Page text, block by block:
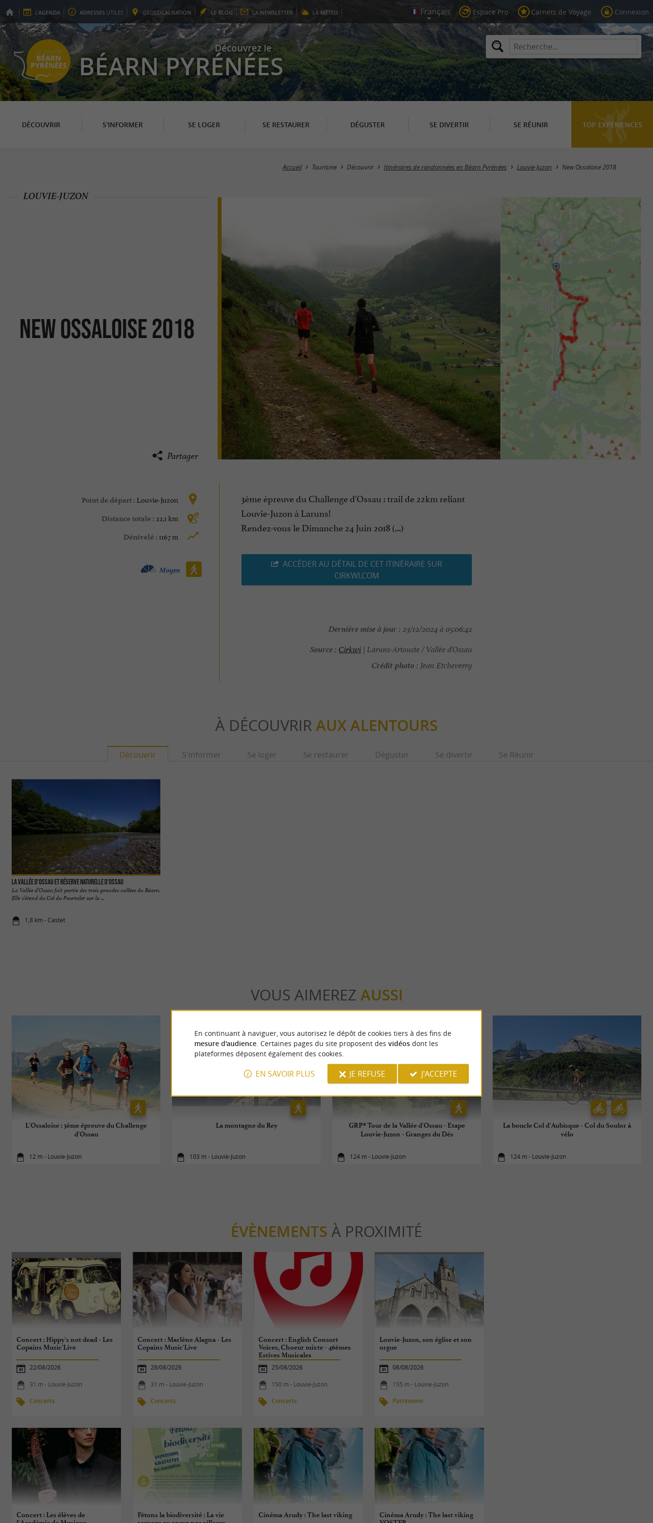
L'AGENDA ADRESSES UTILES GEOLOCALISATION LE BLOG LA NEWSLETTER LA MÉTÉO Espace Pro Carnets de Voyage Connexion
Découvrez le
BÉARN PYRÉNÉES
DÉCOUVRIR S'INFORMER SE LOGER SE RESTAURER DÉGUSTER SE DIVERTIR SE RÉUNIR TOP EXPÉRIENCES
Accueil Tourisme Découvrir Itinéraires de randonnées en Béarn Pyrénées Louvie-Juzon New Ossaloise 2018
New Ossaloise 2018
LOUVIE-JUZON
Partager
Point de départ : Louvie-Juzon
Distance totale : 22,1 km
Dénivelé : 1167 m
Marche à pied :
Moyen
3ème épreuve du Challenge d'Ossau : trail de 22km reliant
Louvie-Juzon à Laruns!
Rendez-vous le Dimanche 24 Juin 2018 (...)
ACCÉDER AU DÉTAIL DE CET ITINÉRAIRE SUR
CIRKWI.COM
Dernière mise à jour : 23/12/2024 à 05:06:42
Source : Cirkwi| Laruns-Artouste / Vallée d'Ossau
Crédit photo : Jean Etcheverry
À DÉCOUVRIR AUX ALENTOURS
Découvrir S'informer Se loger Se restaurer Déguster Se divertir Se Réunir
La Vallée d'Ossau et Réserve Naturelle d'Ossau
La Vallée d’Ossau fait partie des trois grandes vallées du Béarn.
Elle s’étend du Col du Pourtalet sur la ...
1,8 km - Castet
VOUS AIMEREZ AUSSI
L'Ossaloise : 3ème épreuve du Challenge
d'Ossau
12 m - Louvie-Juzon
La montagne du Rey
103 m - Louvie-Juzon
GRP® Tour de la Vallée d'Ossau - Etape
Louvie-Juzon - Granges du Dès
124 m - Louvie-Juzon
La boucle Col d'Aubisque - Col du Soulor à
vélo
124 m - Louvie-Juzon
ÉVÈNEMENTS À PROXIMITÉ
Concert : Hippy's not dead - Les
Copains Music'Live
22/08/2026
31 m - Louvie-Juzon
Concerts
Concert : Marlène Alagna - Les
Copains Music'Live
28/08/2026
31 m - Louvie-Juzon
Concerts
Concert : English Consort
Voices, Choeur mixte - 46èmes
Estives Musicales
Internationales
25/08/2026
150 m - Louvie-Juzon
Concerts
Louvie-Juzon, son église et son
orgue
08/08/2026
155 m - Louvie-Juzon
Patrimoine
Concert : Les élèves de
Fêtons la biodiversité : La vie
Cinéma Arudy : The last viking
Cinéma Arudy : The last viking
En continuant à naviguer, vous autorisez le dépôt de cookies tiers à des fins de
mesure d'audience. Certaines pages du site proposent des vidéosdont les
plateformes déposent également des cookies.
EN SAVOIR PLUS JE REFUSE J'ACCEPTE